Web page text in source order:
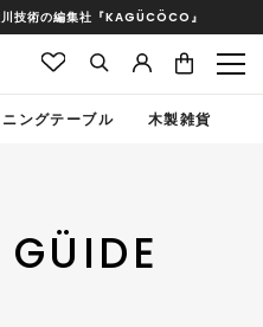
技術の編集社『KAGÜCÖCO』
ングテーブル 木製雑貨